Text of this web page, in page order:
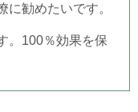
勧めたいです。
。100％効果を保